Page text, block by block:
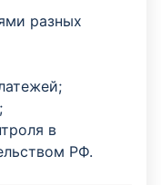
разных
в
РФ.